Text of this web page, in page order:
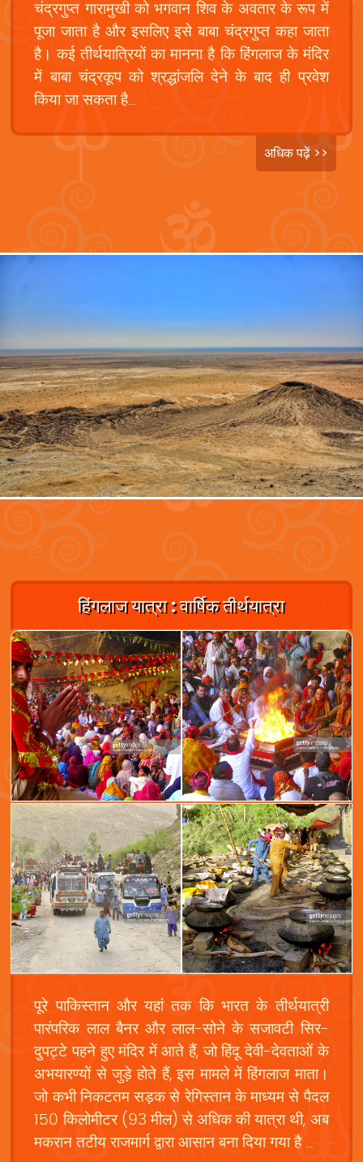
चंद्रगुप्त गारामुखी को भगवान शिव के अवतार के रूप में
पूजा जाता है और इसलिए इसे बाबा चंद्रगुप्त कहा जाता
है। कई तीर्थयात्रियों का मानना है कि हिंगलाज के मंदिर
में बाबा चंद्रकूप को श्रद्धांजलि देने के बाद ही प्रवेश
किया जा सकता है...
अधिक पढ़ें >>
हिंगलाज यात्रा : वार्षिक तीर्थयात्रा
पूरे पाकिस्तान और यहां तक कि भारत के तीर्थयात्री
पारंपरिक लाल बैनर और लाल-सोने के सजावटी सिर-
दुपट्टे पहने हुए मंदिर में आते हैं, जो हिंदू देवी-देवताओं के
अभयारण्यों से जुड़े होते हैं, इस मामले में हिंगलाज माता।
जो कभी निकटतम सड़क से रेगिस्तान के माध्यम से पैदल
150 किलोमीटर (93 मील) से अधिक की यात्रा थी, अब
मकरान तटीय राजमार्ग द्वारा आसान बना दिया गया है ...